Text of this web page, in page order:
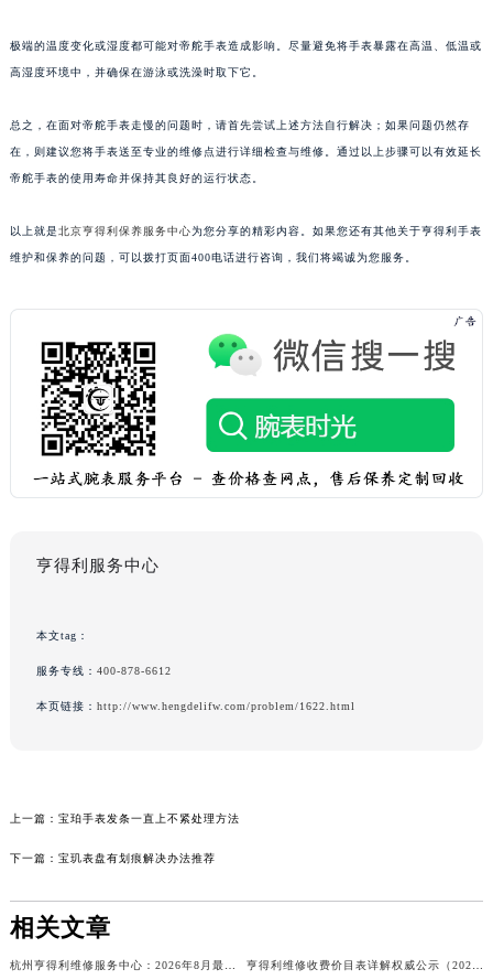
极端的温度变化或湿度都可能对帝舵手表造成影响。尽量避免将手表暴露在高温、低温或
高湿度环境中，并确保在游泳或洗澡时取下它。
总之，在面对帝舵手表走慢的问题时，请首先尝试上述方法自行解决；如果问题仍然存
在，则建议您将手表送至专业的维修点进行详细检查与维修。通过以上步骤可以有效延长
帝舵手表的使用寿命并保持其良好的运行状态。
以上就是北京亨得利保养服务中心为您分享的精彩内容。如果您还有其他关于亨得利手表
维护和保养的问题，可以拨打页面400电话进行咨询，我们将竭诚为您服务。
亨得利服务中心
本文tag：
服务专线： 400-878-6612
本页链接： http://www.hengdelifw.com/problem/1622.html
上一篇： 宝珀手表发条一直上不紧处理方法
下一篇： 宝玑表盘有划痕解决办法推荐
相关文章
杭州亨得利维修服务中心：2026年8月最新官方售后维修服务权威信息公示 亨得利维修收费价目表详解权威公示（2026年8月最新）